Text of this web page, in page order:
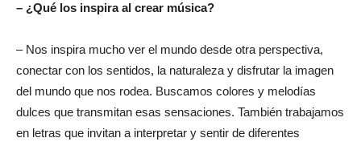
– ¿Qué los inspira al crear música?
– Nos inspira mucho ver el mundo desde otra perspectiva,
conectar con los sentidos, la naturaleza y disfrutar la imagen
del mundo que nos rodea. Buscamos colores y melodías
dulces que transmitan esas sensaciones. También trabajamos
en letras que invitan a interpretar y sentir de diferentes